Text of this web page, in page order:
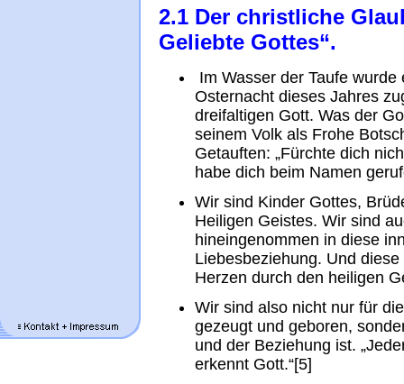
2.1 Der christliche
Geliebte Gottes“.
Im Wasser der Taufe
Osternacht dieses Jahres
dreifaltigen Gott. Was der
seinem Volk als Frohe
Getauften: „Fürchte dich
habe dich beim Namen
Wir sind Kinder Gottes,
Heiligen Geistes. Wir sind
hineingenommen in diese
Liebesbeziehung. Und
Herzen durch den heiligen
Wir sind also nicht nur für
gezeugt und geboren,
und der Beziehung ist.
erkennt Gott.“[5]